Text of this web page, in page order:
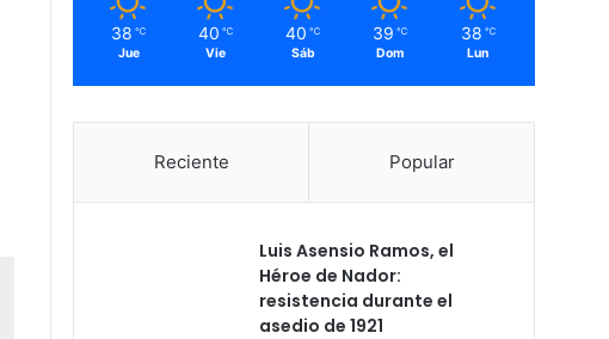
38 ℃
Jue
40 ℃
Vie
40 ℃
Sáb
39 ℃
Dom
38 ℃
Lun
Reciente Popular
Luis Asensio Ramos, el
Héroe de Nador:
resistencia durante el
asedio de 1921